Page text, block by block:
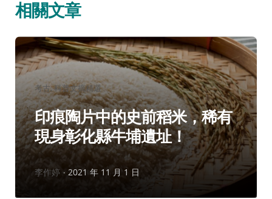
相關文章
分
類：
考古 科普文摘精選
印痕陶片中的史前稻米，稀有
現身彰化縣牛埔遺址！
作
李作婷 2021 年 11 月 1 日